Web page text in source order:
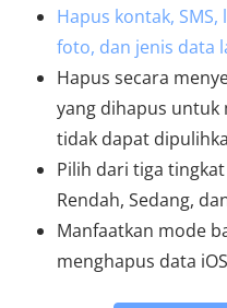
Hapus kontak,
foto, dan jenis data
Hapus secara
yang dihapus
tidak dapat
Pilih dari tiga
Rendah, Sedang,
Manfaatkan mode
menghapus data